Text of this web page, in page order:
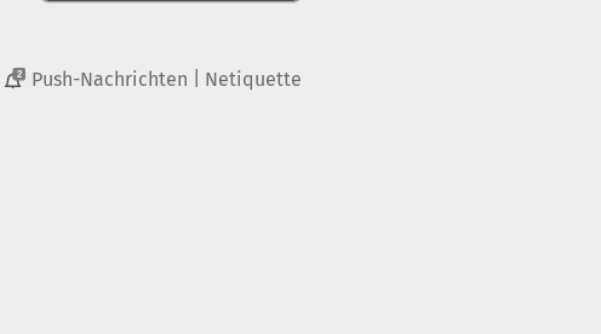
2 Push-Nachrichten Netiquette